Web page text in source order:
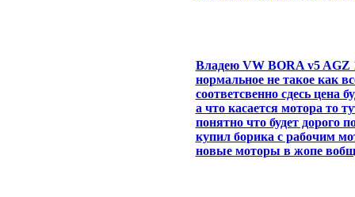
Владею VW BORA v5 AGZ
нормальное не такое как
соответсвенно сдесь цена
а что касается мотора то
понятно что будет дорого
купил борика с рабочим
новые моторы в жопе